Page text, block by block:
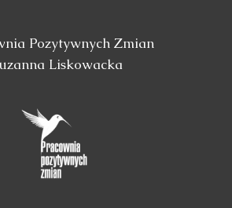
Pozytywnych Zmian
Liskowacka